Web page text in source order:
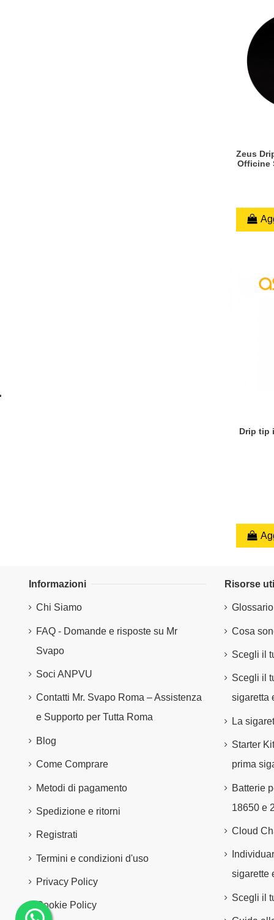
Zeus
Officine
Drip tip
Informazioni
Chi Siamo
FAQ - Domande e risposte su Mr
Svapo
Soci ANPVU
Contatti Mr. Svapo Roma – Assistenza
e Supporto per Tutta Roma
Blog
Come Comprare
Metodi di pagamento
Spedizione e ritorni
Registrati
Termini e condizioni d'uso
Privacy Policy
Cookie Policy
Risorse
Cosa
Scegli il
Scegli il
sigaretta
La
Starter
prima
Batterie
18650 e
Cloud
sigarette
Scegli il